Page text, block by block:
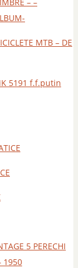
MTB – DE
5191 f.f.putin
5 PERECHI
1950